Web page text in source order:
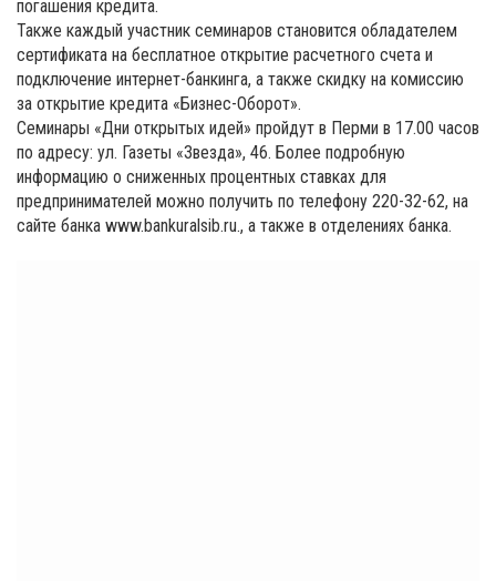
погашения кредита.
Также каждый участник семинаров становится обладателем
сертификата на бесплатное открытие расчетного счета и
подключение интернет-банкинга, а также скидку на комиссию
за открытие кредита «Бизнес-Оборот».
Семинары «Дни открытых идей» пройдут в Перми в 17.00 часов
по адресу: ул. Газеты «Звезда», 46. Более подробную
информацию о сниженных процентных ставках для
предпринимателей можно получить по телефону 220-32-62, на
сайте банка www.bankuralsib.ru., а также в отделениях банка.